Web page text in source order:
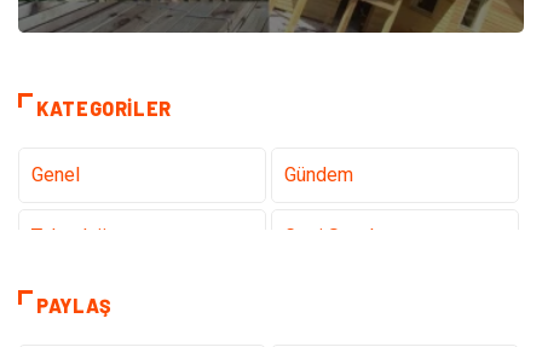
KATEGORILER
Genel Gündem
Teknoloji Gezi Seyahat
Tatil
PAYLAŞ